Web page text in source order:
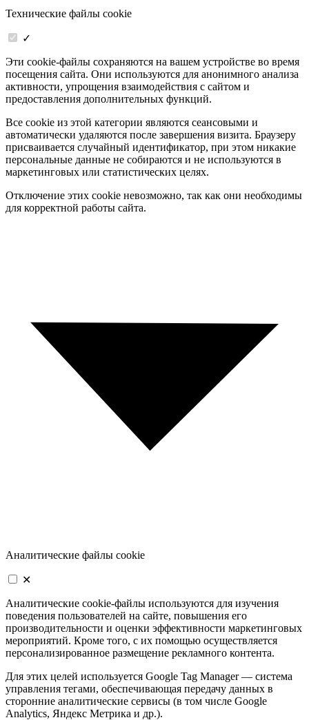
Технические файлы cookie
✓
Эти cookie-файлы сохраняются на вашем устройстве во время
посещения сайта. Они используются для анонимного анализа
активности, упрощения взаимодействия с сайтом и
предоставления дополнительных функций.
Все cookie из этой категории являются сеансовыми и
автоматически удаляются после завершения визита. Браузеру
присваивается случайный идентификатор, при этом никакие
персональные данные не собираются и не используются в
маркетинговых или статистических целях.
Отключение этих cookie невозможно, так как они необходимы
для корректной работы сайта.
Аналитические файлы cookie
✕
Аналитические cookie-файлы используются для изучения
поведения пользователей на сайте, повышения его
производительности и оценки эффективности маркетинговых
мероприятий. Кроме того, с их помощью осуществляется
персонализированное размещение рекламного контента.
Для этих целей используется Google Tag Manager — система
управления тегами, обеспечивающая передачу данных в
сторонние аналитические сервисы (в том числе Google
Analytics, Яндекс Метрика и др.).